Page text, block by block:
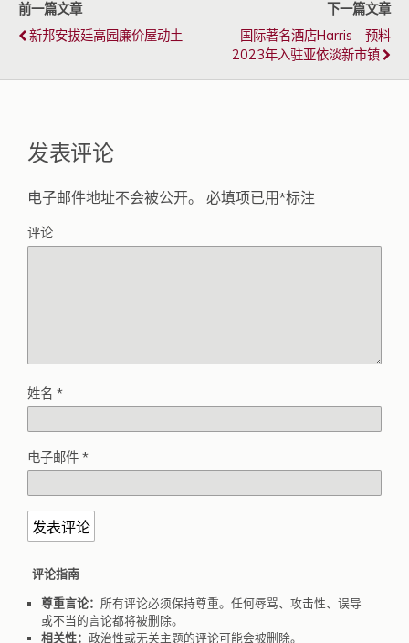
前一篇文章
新邦安拔廷高园廉价屋动土
下一篇文章
国际著名酒店Harris 预料
2023年入驻亚依淡新市镇
发表评论
电子邮件地址不会被公开。 必填项已用*标注
评论
姓名 *
电子邮件 *
评论指南
尊重言论： 所有评论必须保持尊重。任何辱骂、攻击性、误导
或不当的言论都将被删除。
相关性： 政治性或无关主题的评论可能会被删除。